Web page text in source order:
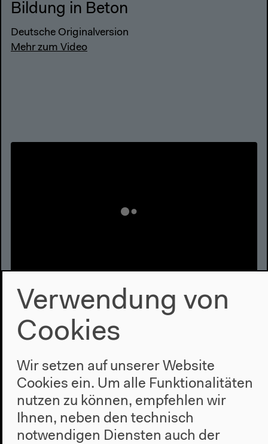
Bildung in Beton
Deutsche Originalversion
Mehr zum Video
Dreidimensionale Ideen
Bettina-von-Arnim-Schule/Jugendkunstschule
ATRIUM mit Sarah Wenzinger
Mehr zum Video
Verwendung von
Cookies
Wir setzen auf unserer Website
Cookies ein. Um alle Funktionalitäten
nutzen zu können, empfehlen wir
Ihnen, neben den technisch
notwendigen Diensten auch der